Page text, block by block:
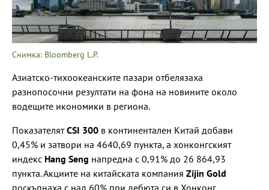
Снимка: Bloomberg L.P.
Азиатско-тихоокеанските пазари отбелязаха
разнопосочни резултати на фона на новините около
водещите икономики в региона.
ПоказателятCSI 300 в континентален Китай добави
0,45% и затвори на 4640,69 пункта, а хонконгският
индекс Hang Seng напредна с 0,91% до 26 864,93
пункта. Акциите на китайската компания Zijin Gold
поскъпнаха с над 60% при дебюта си в Хонконг.